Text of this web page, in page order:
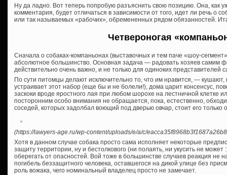
Ну да ладно. Вот теперь попробую разъяснить свою позицию. Она, как
комментария, будет отличаться в зависимости от того, идет ли речь о
или так называемых «рабочих», обремененных рядом обязанностей.
Четвероногая
Сначала о собаках-компаньонах (выставочных и тем паче «шоу-
абсолютное большинство. Основная задача — радовать хозяев самим
действительно очень важно, и не только для одиноких представителей
По сути питомцы делают исключительно то, что им нравится, — кушают,
устраивает этот набор (еще бы и не болели!), дома царит консенсус,
заскоки вроде яростного лая при любом шорохе на лестничной клетке
посторонним особо внимания не обращается, пока, естественно,
соседей, которых задолбал воющий под дверью овчар, стоит его только
(https://lawyers-age.ru/wp-content/uploads/e/a/c/
Хотя в данном случае собака просто сама исполняет некоторые
защиту территории, ну и бестолкового (ни полаять, ни укусить не может
оберегать от опасностей. Вой тоже в большинстве случаев реакция не
погибель беззащитного человека, оставшегося на дикой улице без
роль вожака, чего номинальный владелец просто не замечает.